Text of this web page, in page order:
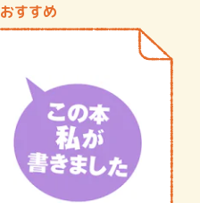
すすめ